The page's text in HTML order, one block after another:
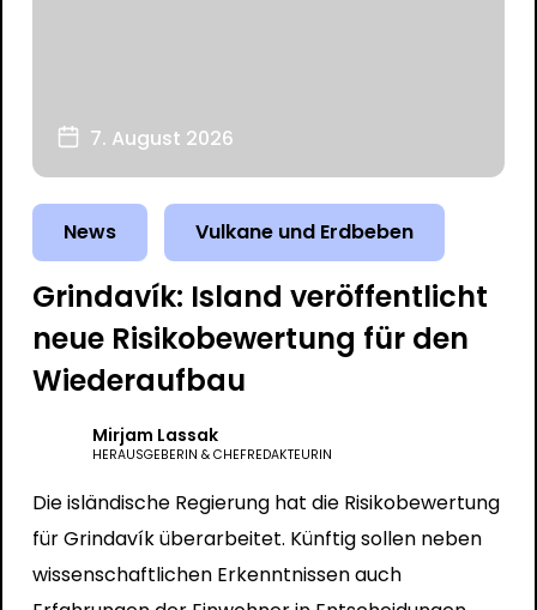
7. August 2026
News Vulkane und Erdbeben
Grindavík: Island veröffentlicht
neue Risikobewertung für den
Wiederaufbau
Mirjam Lassak
HERAUSGEBERIN & CHEFREDAKTEURIN
Die isländische Regierung hat die Risikobewertung
für Grindavík überarbeitet. Künftig sollen neben
wissenschaftlichen Erkenntnissen auch